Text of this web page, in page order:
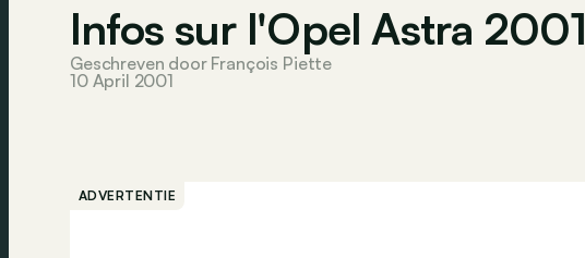
Infos sur l'Opel Astra 2001
Geschreven door François Piette
10 April 2001
ADVERTENTIE